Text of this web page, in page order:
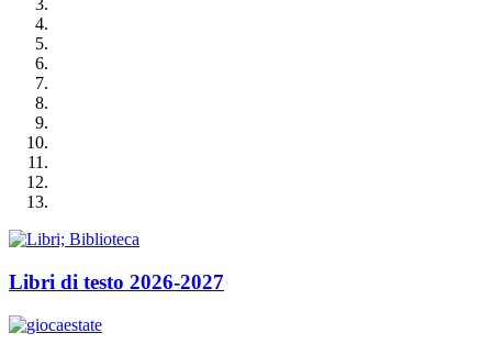
Libri di testo 2026-2027